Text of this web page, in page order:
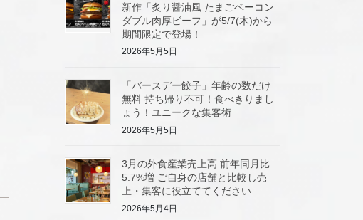
新作「炙り醤油風 たまごベーコン
ダブル肉厚ビーフ」が5/7(木)から
期間限定で登場！
2026年5月5日
「バースデー餃子」年齢の数だけ
無料 持ち帰り不可！食べきりまし
ょう！ユニークな集客術
2026年5月5日
3月の外食産業売上高 前年同月比
5.7%増 ご自身の店舗と比較し売
上・集客に役立ててください
2026年5月4日